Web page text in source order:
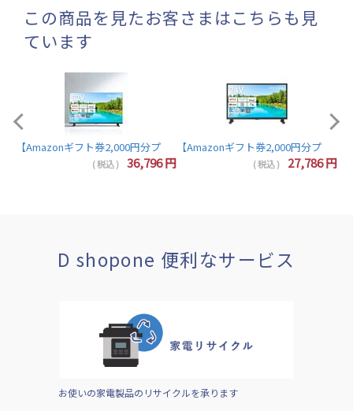
この商品を見たお客さまはこちらも見
ています
【Amazonギフト券2,000円分プレゼント】東芝 レグザ テレビ 32インチ
( 税込 ) 36,796円 ( 税込 ) 27,786円
D shopone 便利なサービス
お使いの家電製品のリサイクルを承ります